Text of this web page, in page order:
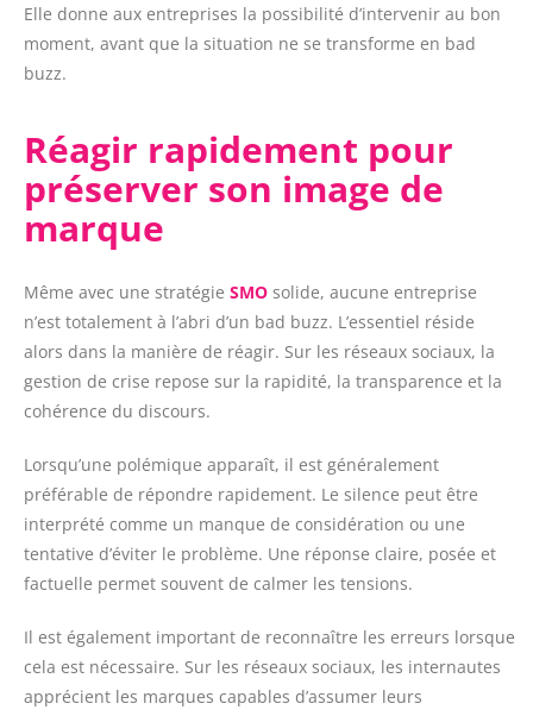
Elle donne aux entreprises la possibilité d’intervenir au bon
moment, avant que la situation ne se transforme en bad
buzz.
Réagir rapidement pour
préserver son image de
marque
Même avec une stratégie SMO solide, aucune entreprise
n’est totalement à l’abri d’un bad buzz. L’essentiel réside
alors dans la manière de réagir. Sur les réseaux sociaux, la
gestion de crise repose sur la rapidité, la transparence et la
cohérence du discours.
Lorsqu’une polémique apparaît, il est généralement
préférable de répondre rapidement. Le silence peut être
interprété comme un manque de considération ou une
tentative d’éviter le problème. Une réponse claire, posée et
factuelle permet souvent de calmer les tensions.
Il est également important de reconnaître les erreurs lorsque
cela est nécessaire. Sur les réseaux sociaux, les internautes
apprécient les marques capables d’assumer leurs